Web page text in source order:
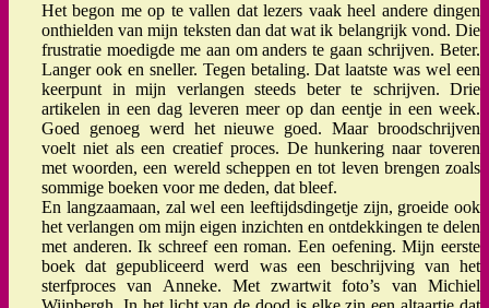
Het begon me op te vallen dat lezers vaak heel andere dingen
onthielden van mijn teksten dan dat wat ik belangrijk vond. Die
frustratie moedigde me aan om anders te gaan schrijven. Beter.
Langer ook en sneller. Tegen betaling. Dat laatste was wel een
keerpunt in mijn verlangen steeds beter te schrijven. Drie
artikelen in een dag leveren meer op dan eentje in een week.
Goed genoeg werd het nieuwe goed. Maar broodschrijven
voelt niet als een creatief proces. De hunkering naar toveren
met woorden, een wereld scheppen en tot leven brengen zoals
sommige boeken voor me deden, dat bleef.
En langzaamaan, zal wel een leeftijdsdingetje zijn, groeide ook
het verlangen om mijn eigen inzichten en ontdekkingen te delen
met anderen. Ik schreef een roman. Een oefening. Mijn eerste
boek dat gepubliceerd werd was een beschrijving van het
sterfproces van Anneke. Met zwartwit foto’s van Michiel